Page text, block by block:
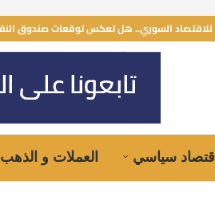
اقتصاد سياسي العملات و الذهب